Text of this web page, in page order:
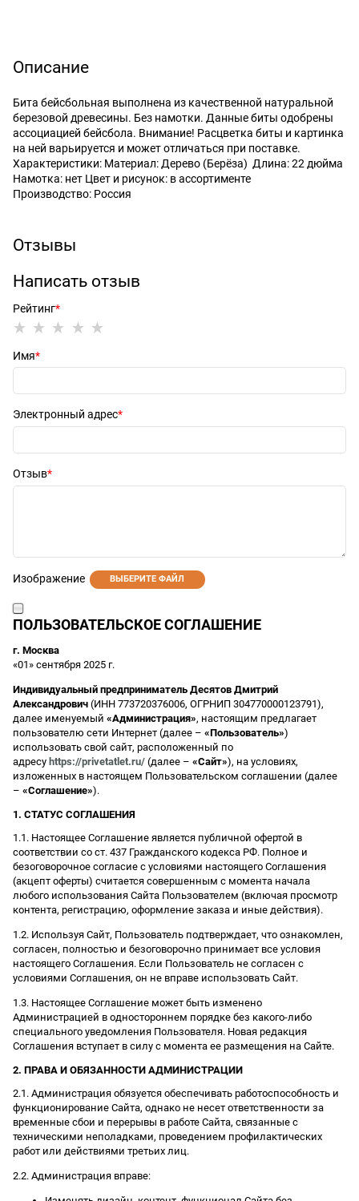
Описание
Бита бейсбольная выполнена из качественной натуральной
березовой древесины. Без намотки. Данные биты одобрены
ассоциацией бейсбола. Внимание! Расцветка биты и картинка
на ней варьируется и может отличаться при поставке.
Характеристики: Материал: Дерево (Берёза) Длина: 22 дюйма
Намотка: нет Цвет и рисунок: в ассортименте
Производство: Россия
Отзывы
Написать отзыв
Рейтинг
Имя
Электронный адрес
Отзыв
Изображение ВЫБЕРИТЕ ФАЙЛ
ПОЛЬЗОВАТЕЛЬСКОЕ СОГЛАШЕНИЕ
г. Москва
«01» сентября 2025 г.
Индивидуальный предприниматель Десятов Дмитрий
Александрович (ИНН 773720376006, ОГРНИП 304770000123791),
далее именуемый «Администрация», настоящим предлагает
пользователю сети Интернет (далее – «Пользователь»)
использовать свой сайт, расположенный по
адресу https://privetatlet.ru/ (далее – «Сайт»), на условиях,
изложенных в настоящем Пользовательском соглашении (далее
– «Соглашение»).
1. СТАТУС СОГЛАШЕНИЯ
1.1. Настоящее Соглашение является публичной офертой в
соответствии со ст. 437 Гражданского кодекса РФ. Полное и
безоговорочное согласие с условиями настоящего Соглашения
(акцепт оферты) считается совершенным с момента начала
любого использования Сайта Пользователем (включая просмотр
контента, регистрацию, оформление заказа и иные действия).
1.2. Используя Сайт, Пользователь подтверждает, что ознакомлен,
согласен, полностью и безоговорочно принимает все условия
настоящего Соглашения. Если Пользователь не согласен с
условиями Соглашения, он не вправе использовать Сайт.
1.3. Настоящее Соглашение может быть изменено
Администрацией в одностороннем порядке без какого-либо
специального уведомления Пользователя. Новая редакция
Соглашения вступает в силу с момента ее размещения на Сайте.
2. ПРАВА И ОБЯЗАННОСТИ АДМИНИСТРАЦИИ
2.1. Администрация обязуется обеспечивать работоспособность и
функционирование Сайта, однако не несет ответственности за
временные сбои и перерывы в работе Сайта, связанные с
техническими неполадками, проведением профилактических
работ или действиями третьих лиц.
2.2. Администрация вправе: